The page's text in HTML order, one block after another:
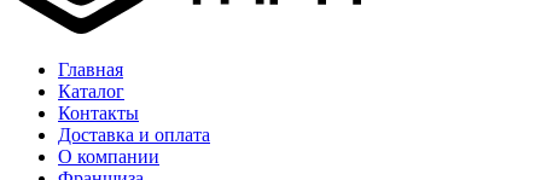
Главная
Каталог
Контакты
Доставка и оплата
О компании